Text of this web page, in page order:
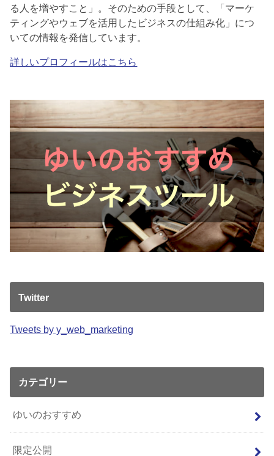
る人を増やすこと」。そのための手段として、「マーケ
ティングやウェブを活用したビジネスの仕組み化」につ
いての情報を発信しています。
詳しいプロフィールはこちら
Twitter
Tweets by y_web_marketing
カテゴリー
ゆいのおすすめ
限定公開